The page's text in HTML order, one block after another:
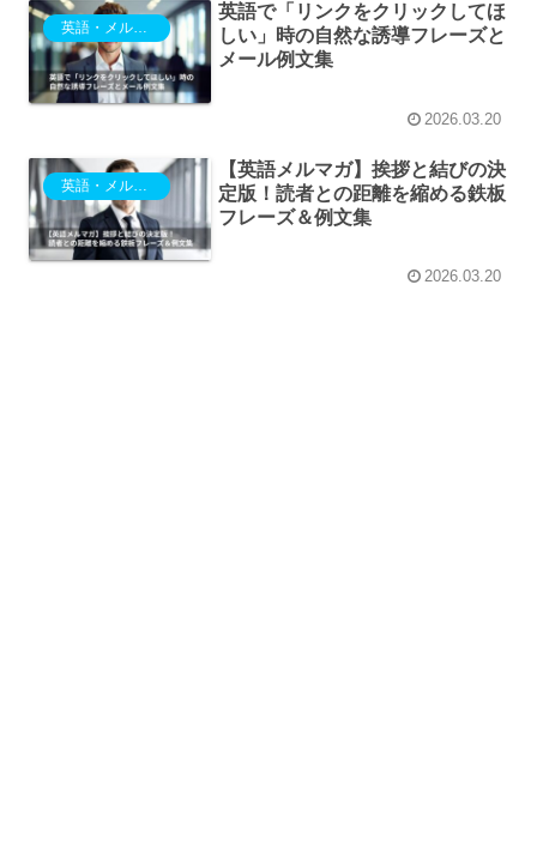
英語・メルマガ
英語で「リンクをクリックしてほ
しい」時の自然な誘導フレーズと
メール例文集
2026.03.20
【英語メルマガ】挨拶と結びの決
定版！読者との距離を縮める鉄板
フレーズ＆例文集
2026.03.20